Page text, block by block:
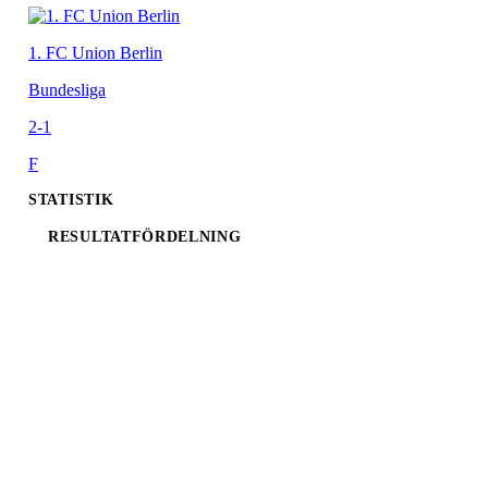
1. FC Union Berlin
Bundesliga
2-1
F
STATISTIK
RESULTATFÖRDELNING